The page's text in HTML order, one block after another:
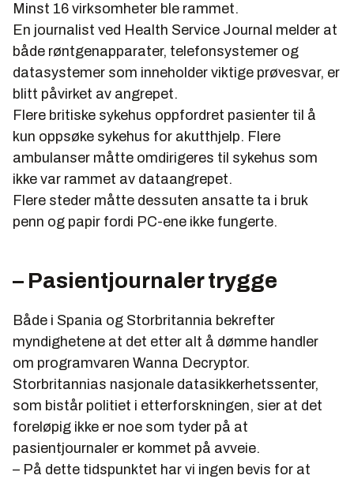
Minst 16 virksomheter ble rammet.
En journalist ved Health Service Journal melder at
både røntgenapparater, telefonsystemer og
datasystemer som inneholder viktige prøvesvar, er
blitt påvirket av angrepet.
Flere britiske sykehus oppfordret pasienter til å
kun oppsøke sykehus for akutthjelp. Flere
ambulanser måtte omdirigeres til sykehus som
ikke var rammet av dataangrepet.
Flere steder måtte dessuten ansatte ta i bruk
penn og papir fordi PC-ene ikke fungerte.
– Pasientjournaler trygge
Både i Spania og Storbritannia bekrefter
myndighetene at det etter alt å dømme handler
om programvaren Wanna Decryptor.
Storbritannias nasjonale datasikkerhetssenter,
som bistår politiet i etterforskningen, sier at det
foreløpig ikke er noe som tyder på at
pasientjournaler er kommet på avveie.
– På dette tidspunktet har vi ingen bevis for at